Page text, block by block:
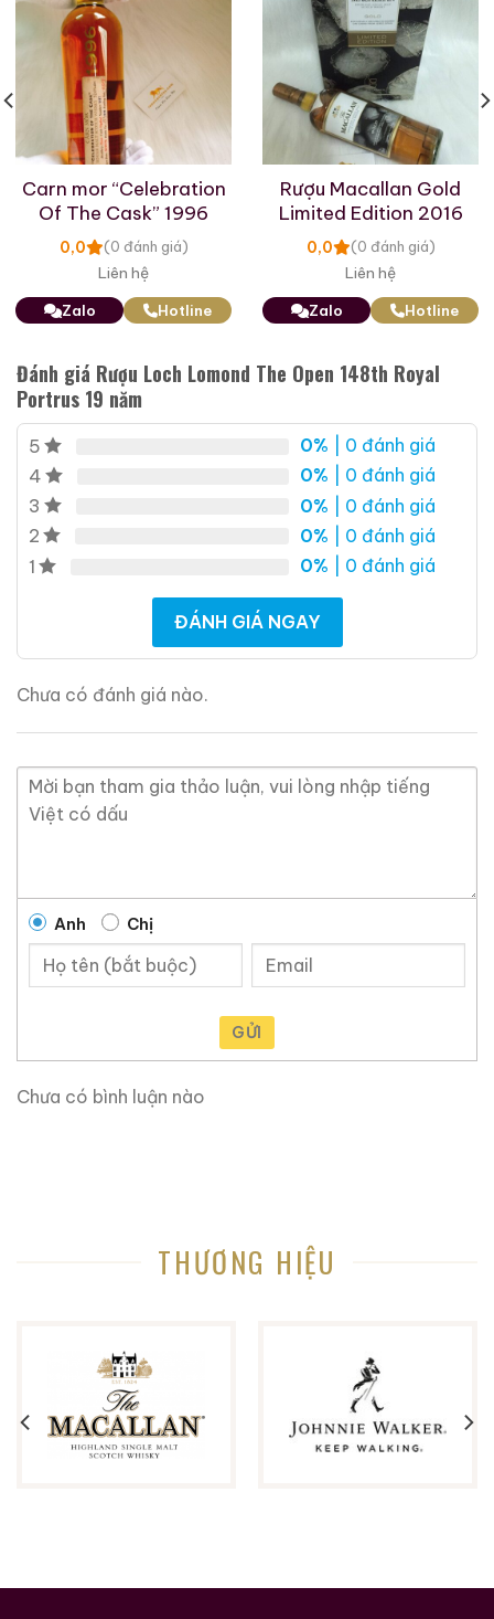
Carn mor “Celebration
Of The Cask” 1996
0,0 (0 đánh giá)
Liên hệ
Zalo Hotline
Rượu Macallan Gold
Limited Edition 2016
0,0 (0 đánh giá)
Liên hệ
Zalo Hotline
Đánh giá Rượu Loch Lomond The Open 148th Royal
Portrus 19 năm
5 0% | 0 đánh giá
4
0% | 0 đánh giá
3
0% | 0 đánh giá
2
0% | 0 đánh giá
1
0% | 0 đánh giá
ĐÁNH GIÁ NGAY
Chưa có đánh giá nào.
Anh Chị
GỬI
Chưa có bình luận nào
THƯƠNG HIỆU